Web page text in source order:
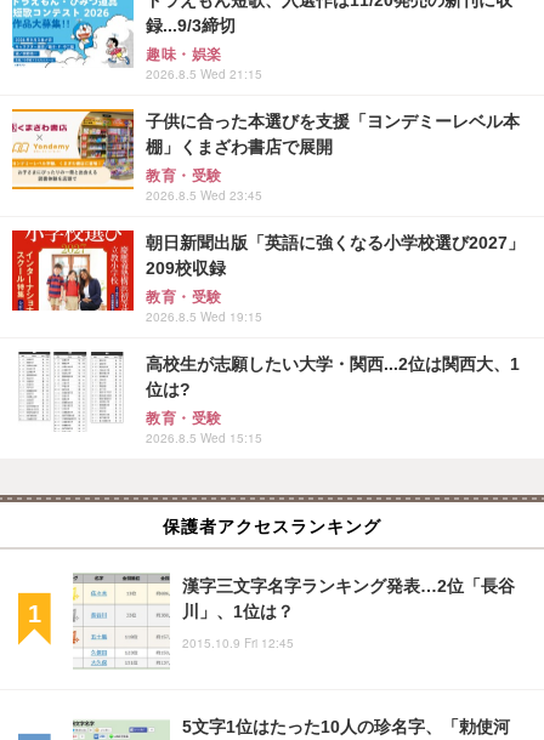
録...9/3締切
趣味・娯楽
2026.8.5 Wed 21:15
子供に合った本選びを支援「ヨンデミーレベル本
棚」くまざわ書店で展開
教育・受験
2026.8.5 Wed 23:45
朝日新聞出版「英語に強くなる小学校選び2027」
209校収録
教育・受験
2026.8.5 Wed 19:15
高校生が志願したい大学・関西...2位は関西大、1
位は?
教育・受験
2026.8.5 Wed 15:15
保護者アクセスランキング
漢字三文字名字ランキング発表…2位「長谷
川」、1位は？
2015.10.9 Fri 12:45
5文字1位はたった10人の珍名字、「勅使河